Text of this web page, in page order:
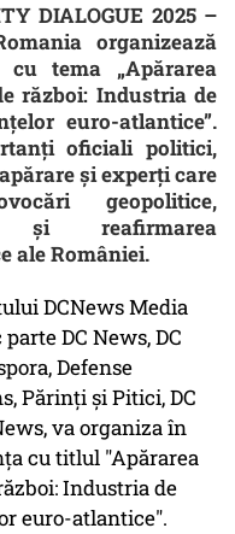
DIALOGUE 2025 –
organizează
tema „Apărarea
război: Industria de
euro-atlantice”.
oficiali politici,
și experți care
geopolitice,
și reafirmarea
ale României.
DCNews Media
DC News, DC
Defense
Părinți și Pitici, DC
va organiza în
cu titlul "Apărarea
Industria de
euro-atlantice".